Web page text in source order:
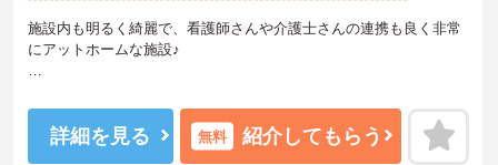
施設内も明るく綺麗で、看護師さんや介護士さんの連携も良く非常
にアットホームな施設♪
のもやりがいの一つです。
ご興味がある方は是非一度マイナビまでお問い合わせください。さ
詳細を見る 無料 紹介してもらう